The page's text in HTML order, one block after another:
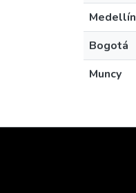
Medellín
Bogotá
Muncy